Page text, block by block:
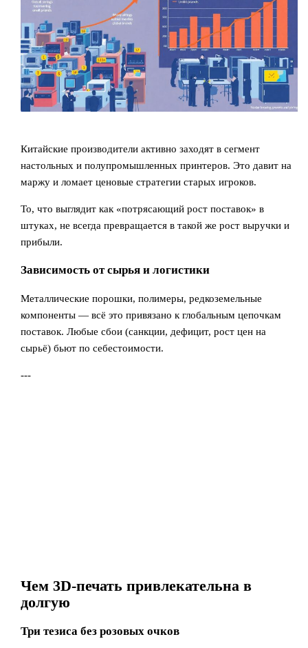
Китайские производители активно заходят в сегмент
настольных и полупромышленных принтеров. Это давит на
маржу и ломает ценовые стратегии старых игроков.
То, что выглядит как «потрясающий рост поставок» в
штуках, не всегда превращается в такой же рост выручки и
прибыли.
Зависимость от сырья и логистики
Металлические порошки, полимеры, редкоземельные
компоненты — всё это привязано к глобальным цепочкам
поставок. Любые сбои (санкции, дефицит, рост цен на
сырьё) бьют по себестоимости.
---
Чем 3D-печать привлекательна в
долгую
Три тезиса без розовых очков